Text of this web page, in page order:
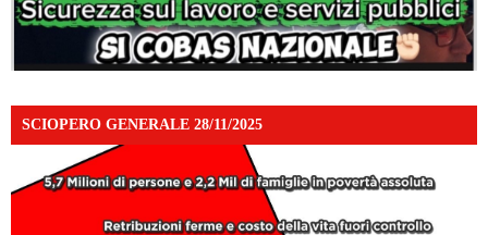
SCIOPERO GENERALE 28/11/2025